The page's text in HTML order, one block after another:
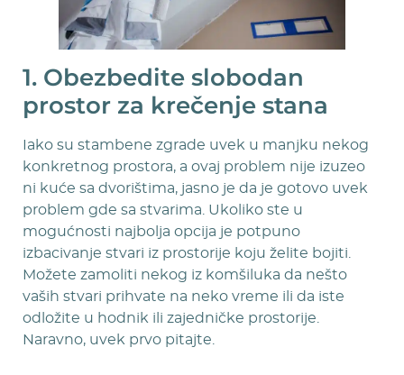
1. Obezbedite slobodan
prostor za krečenje stana
Iako su stambene zgrade uvek u manjku nekog
konkretnog prostora, a ovaj problem nije izuzeo
ni kuće sa dvorištima, jasno je da je gotovo uvek
problem gde sa stvarima. Ukoliko ste u
mogućnosti najbolja opcija je potpuno
izbacivanje stvari iz prostorije koju želite bojiti.
Možete zamoliti nekog iz komšiluka da nešto
vaših stvari prihvate na neko vreme ili da iste
odložite u hodnik ili zajedničke prostorije.
Naravno, uvek prvo pitajte.